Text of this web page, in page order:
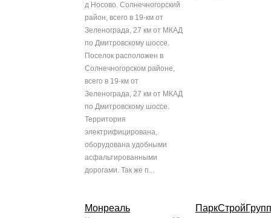
д Носово. Солнечногорский
район, всего в 19-км от
Зеленограда, 27 км от МКАД
по Дмитровскому шоссе.
Поселок расположен в
Солнечногорском районе,
всего в 19-км от
Зеленограда, 27 км от МКАД
по Дмитровскому шоссе.
Территория
электрифицирована,
оборудована удобными
асфальтированными
дорогами. Так же п...
Монреаль ПаркСтройГрупп